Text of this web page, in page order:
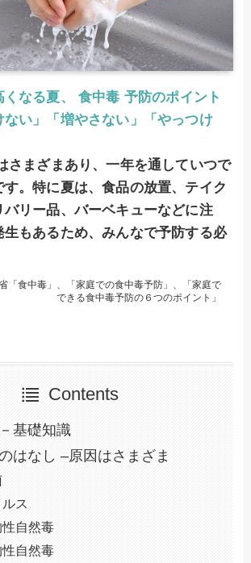
なる夏、 食中毒 予防のポイント
ない」「増やさない」「やっつけ
さまざまあり、一年を通していつで
す。特に夏は、食品の放置、テイク
バリー品、バーベキューなどに注
もあるため、みんなで予防する必
「食中毒」、「家庭での食中毒予防」、「家庭で
できる食中毒予防の６つのポイント」
Contents
基礎知識
はなし –原因はさまざま
ス
自然毒
自然毒